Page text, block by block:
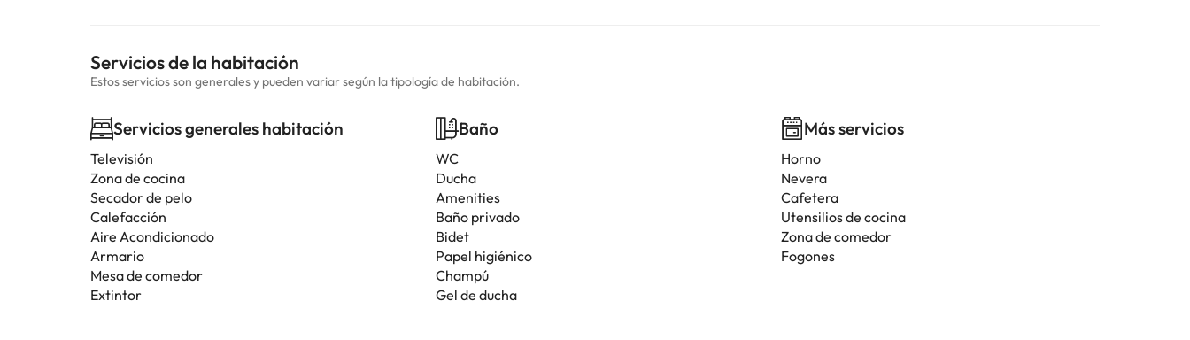
Servicios de la habitación
Estos servicios son generales y pueden variar según la tipología de habitación.
Servicios generales habitación
Televisión
Zona de cocina
Secador de pelo
Calefacción
Aire Acondicionado
Armario
Mesa de comedor
Extintor
Baño
WC
Ducha
Amenities
Baño privado
Bidet
Papel higiénico
Champú
Gel de ducha
Más servicios
Horno
Nevera
Cafetera
Utensilios de cocina
Zona de comedor
Fogones